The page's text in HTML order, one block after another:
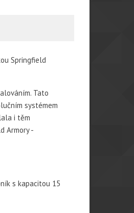
Springfield
Tato
systémem
i těm
Armory -
s kapacitou 15